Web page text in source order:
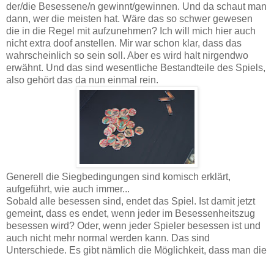
der/die Besessene/n gewinnt/gewinnen. Und da schaut man
dann, wer die meisten hat. Wäre das so schwer gewesen
die in die Regel mit aufzunehmen? Ich will mich hier auch
nicht extra doof anstellen. Mir war schon klar, dass das
wahrscheinlich so sein soll. Aber es wird halt nirgendwo
erwähnt. Und das sind wesentliche Bestandteile des Spiels,
also gehört das da nun einmal rein.
Generell die Siegbedingungen sind komisch erklärt,
aufgeführt, wie auch immer...
Sobald alle besessen sind, endet das Spiel. Ist damit jetzt
gemeint, dass es endet, wenn jeder im Besessenheitszug
besessen wird? Oder, wenn jeder Spieler besessen ist und
auch nicht mehr normal werden kann. Das sind
Unterschiede. Es gibt nämlich die Möglichkeit, dass man die